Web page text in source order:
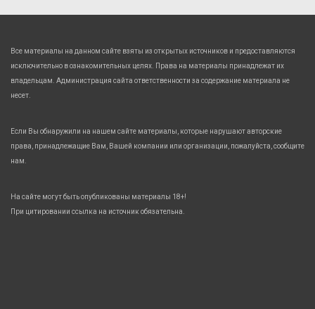
Все материалы на данном сайте взяты из открытых источников и предоставляются
исключительно в ознакомительных целях. Права на материалы принадлежат их
владельцам. Администрация сайта ответственности за содержание материала не
несет.
Если Вы обнаружили на нашем сайте материалы, которые нарушают авторские
права, принадлежащие Вам, Вашей компании или организации, пожалуйста, сообщите
нам.
На сайте могут быть опубликованы материалы 18+!
При цитировании ссылка на источник обязательна.